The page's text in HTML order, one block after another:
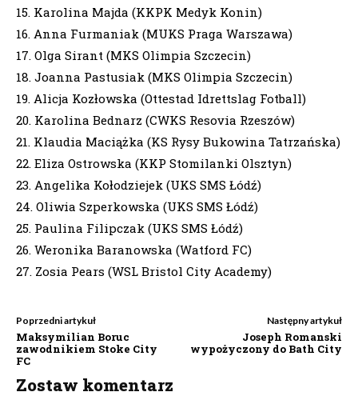
15. Karolina Majda (KKPK Medyk Konin)
16. Anna Furmaniak (MUKS Praga Warszawa)
17. Olga Sirant (MKS Olimpia Szczecin)
18. Joanna Pastusiak (MKS Olimpia Szczecin)
19. Alicja Kozłowska (Ottestad Idrettslag Fotball)
20. Karolina Bednarz (CWKS Resovia Rzeszów)
21. Klaudia Maciążka (KS Rysy Bukowina Tatrzańska)
22. Eliza Ostrowska (KKP Stomilanki Olsztyn)
23. Angelika Kołodziejek (UKS SMS Łódź)
24. Oliwia Szperkowska (UKS SMS Łódź)
25. Paulina Filipczak (UKS SMS Łódź)
26. Weronika Baranowska (Watford FC)
27. Zosia Pears (WSL Bristol City Academy)
Poprzedni artykuł
Maksymilian Boruc
zawodnikiem Stoke City
FC
Następny artykuł
Joseph Romanski
wypożyczony do Bath City
Zostaw komentarz